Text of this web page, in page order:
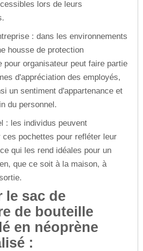
lors de leurs
: dans les environnements
housse de protection
pour organisateur peut faire partie
d'appréciation des employés,
un sentiment d'appartenance et
du personnel.
: les individus peuvent
ces pochettes pour refléter leur
qui les rend idéales pour un
que ce soit à la maison, à
le sac de
de bouteille
en néoprène
: